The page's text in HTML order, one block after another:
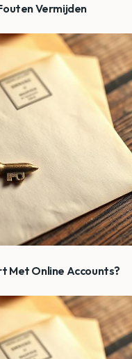
Vermijden
Met Online Accounts?